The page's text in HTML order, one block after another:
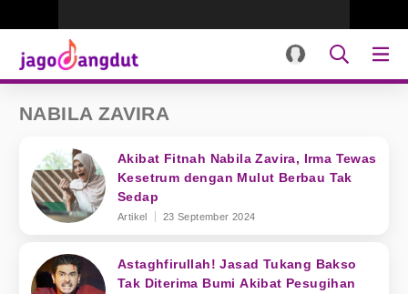
NABILA ZAVIRA
Akibat Fitnah Nabila Zavira, Irma Tewas
Kesetrum dengan Mulut Berbau Tak
Sedap
Artikel 23 September 2024
Astaghfirullah! Jasad Tukang Bakso
Tak Diterima Bumi Akibat Pesugihan